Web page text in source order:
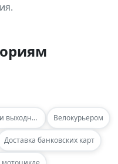
В свободное время и выходные Велокурьером
Доставка банковских карт